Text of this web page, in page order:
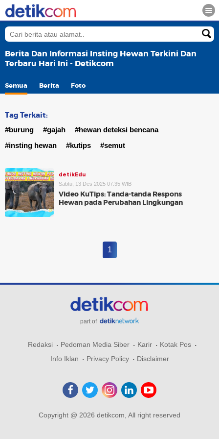
Berita Dan Informasi Insting Hewan Terkini Dan
Terbaru Hari Ini - Detikcom
Semua Berita Foto
Tag Terkait:
#burung #gajah
#hewan deteksi bencana
#insting hewan
#kutips #semut
detikEdu
Sabtu, 13 Des 2025 07:35 WIB
Video KuTips: Tanda-tanda Respons
Hewan pada Perubahan Lingkungan
1
part of
Redaksi Pedoman Media Siber Karir
Kotak Pos
Info Iklan
Privacy Policy Disclaimer
Copyright @ 2026 detikcom, All right reserved